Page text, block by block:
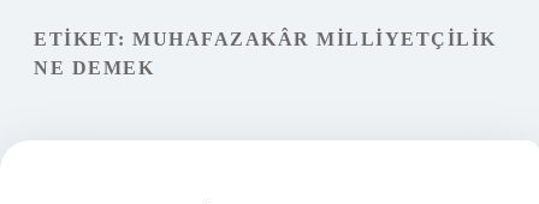
Hakkımızda
ETIKET: MUHAFAZAKÂR MILLIYETÇILIK
NE DEMEK